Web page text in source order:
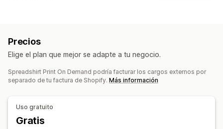
Productos
Bolsos
Vestimenta Sombreros
Cristalería
Opciones de envío
Seguimiento de pedidos
Arte y manualidades
Productos deportivos Productos para mascotas
Sucursales de abastecimiento
Precios
Elige el plan que mejor se adapte a tu negocio.
Spreadshirt Print On Demand podría facturar los cargos externos por
separado de tu factura de Shopify. Más información
Uso gratuito
Gratis